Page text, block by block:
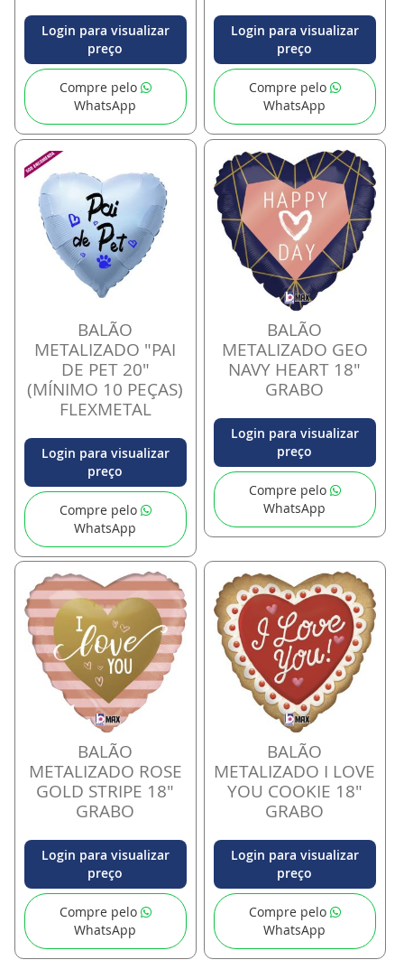
Login para visualizar
preço
Compre pelo
WhatsApp
Login para visualizar
preço
Compre pelo
WhatsApp
BALÃO
METALIZADO "PAI
DE PET 20"
(MÍNIMO 10 PEÇAS)
FLEXMETAL
Login para visualizar
preço
Compre pelo
WhatsApp
BALÃO
METALIZADO GEO
NAVY HEART 18"
GRABO
Login para visualizar
preço
Compre pelo
WhatsApp
BALÃO
METALIZADO ROSE
GOLD STRIPE 18"
GRABO
Login para visualizar
preço
Compre pelo
WhatsApp
BALÃO
METALIZADO I LOVE
YOU COOKIE 18"
GRABO
Login para visualizar
preço
Compre pelo
WhatsApp